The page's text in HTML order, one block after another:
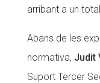
arribant a un
Abans de les
normativa, Judit
Suport Tercer